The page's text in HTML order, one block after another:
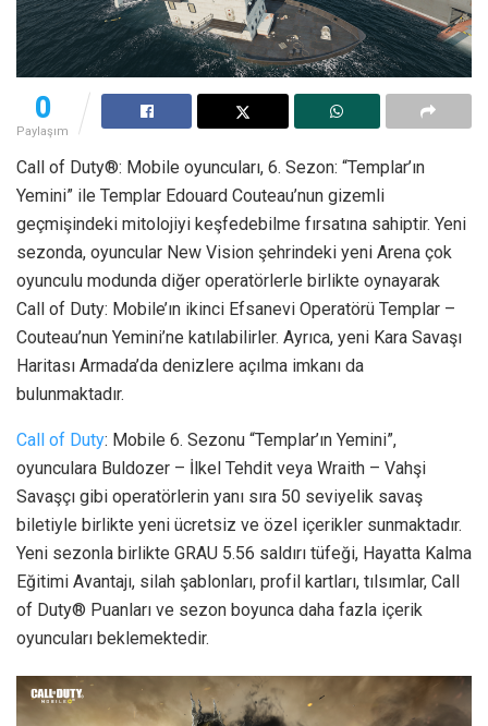
0
Paylaşım
Call of Duty®: Mobile oyuncuları, 6. Sezon: “Templar’ın
Yemini” ile Templar Edouard Couteau’nun gizemli
geçmişindeki mitolojiyi keşfedebilme fırsatına sahiptir. Yeni
sezonda, oyuncular New Vision şehrindeki yeni Arena çok
oyunculu modunda diğer operatörlerle birlikte oynayarak
Call of Duty: Mobile’ın ikinci Efsanevi Operatörü Templar –
Couteau’nun Yemini’ne katılabilirler. Ayrıca, yeni Kara Savaşı
Haritası Armada’da denizlere açılma imkanı da
bulunmaktadır.
Call of Duty: Mobile 6. Sezonu “Templar’ın Yemini”,
oyunculara Buldozer – İlkel Tehdit veya Wraith – Vahşi
Savaşçı gibi operatörlerin yanı sıra 50 seviyelik savaş
biletiyle birlikte yeni ücretsiz ve özel içerikler sunmaktadır.
Yeni sezonla birlikte GRAU 5.56 saldırı tüfeği, Hayatta Kalma
Eğitimi Avantajı, silah şablonları, profil kartları, tılsımlar, Call
of Duty® Puanları ve sezon boyunca daha fazla içerik
oyuncuları beklemektedir.